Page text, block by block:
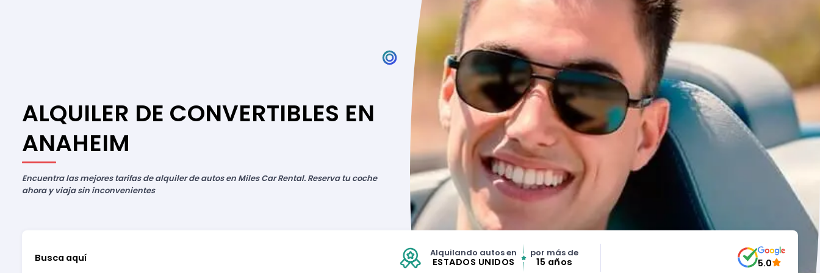
ALQUILER DE CONVERTIBLES EN
ANAHEIM
Encuentra las mejores tarifas de alquiler de autos en Miles Car Rental. Reserva tu coche
ahora y viaja sin inconvenientes
Busca aquí Alquilando autos en
ESTADOS UNIDOS
por más de
15 años 5.0